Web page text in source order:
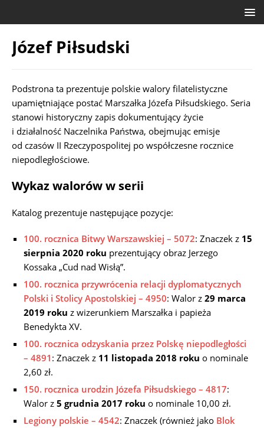
Józef Piłsudski
Podstrona ta prezentuje polskie walory filatelistyczne
upamiętniające postać Marszałka Józefa Piłsudskiego. Seria
stanowi historyczny zapis dokumentujący życie
i działalność Naczelnika Państwa, obejmując emisje
od czasów II Rzeczypospolitej po współczesne rocznice
niepodległościowe.
Wykaz walorów w serii
Katalog prezentuje następujące pozycje:
100. rocznica Bitwy Warszawskiej – 5072: Znaczek z 15
sierpnia 2020 roku prezentujący obraz Jerzego
Kossaka „Cud nad Wisłą”.
100. rocznica przywrócenia relacji dyplomatycznych
Polski i Stolicy Apostolskiej – 4950: Walor z 29 marca
2019 roku z wizerunkiem Marszałka i papieża
Benedykta XV.
100. rocznica odzyskania przez Polskę niepodległości
– 4891 : Znaczek z 11 listopada 2018 roku o nominale
2,60 zł.
150. rocznica urodzin Józefa Piłsudskiego – 4817:
Walor z 5 grudnia 2017 roku o nominale 10,00 zł.
Legiony polskie – 4542: Znaczek (również jako Blok